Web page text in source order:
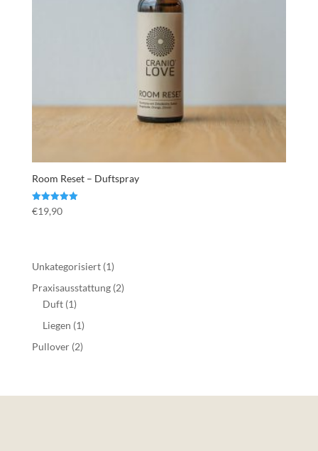
Room Reset – Duftspray
Bewertet mit
5.00
€19,90
Unkategorisiert 11
Produkt
Praxisausstattung 22
Duft 11
Produkt
Liegen 11
Produkt
Pullover 22